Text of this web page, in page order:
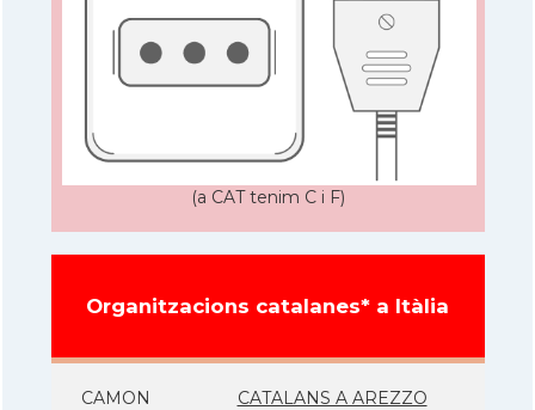
(a CAT tenim C i F)
Organitzacions catalanes* a Itàlia
CAMON CATALANS A AREZZO